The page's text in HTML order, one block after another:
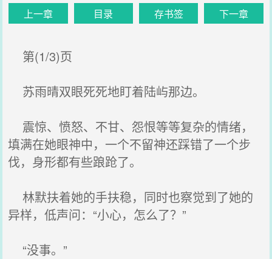
上一章 目录 存书签 下一章
第(1/3)页
苏雨晴双眼死死地盯着陆屿那边。
震惊、愤怒、不甘、怨恨等等复杂的情绪，
填满在她眼神中，一个不留神还踩错了一个步
伐，身形都有些踉跄了。
林默扶着她的手扶稳，同时也察觉到了她的
异样，低声问：“小心，怎么了？”
“没事。”